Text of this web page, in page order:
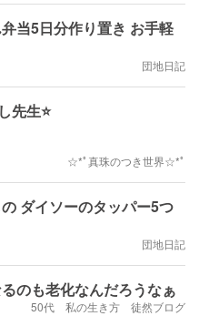
当5日分作り置き お手軽
団地日記
先生⭐
☆*ﾟ真珠のつき世界☆*ﾟ
ダイソーのタッパー5つ
団地日記
のも老化なんだろうなぁ
50代 私の生き方 徒然ブログ